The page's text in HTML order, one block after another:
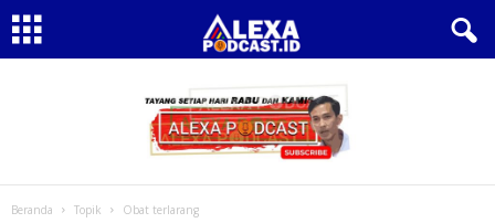
Beranda Topik Obat terlarang